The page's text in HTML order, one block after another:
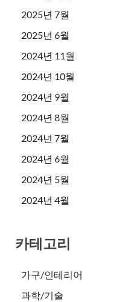
2025년 7월
2025년 6월
2024년 11월
2024년 10월
2024년 9월
2024년 8월
2024년 7월
2024년 6월
2024년 5월
2024년 4월
카테고리
가구/인테리어
과학/기술